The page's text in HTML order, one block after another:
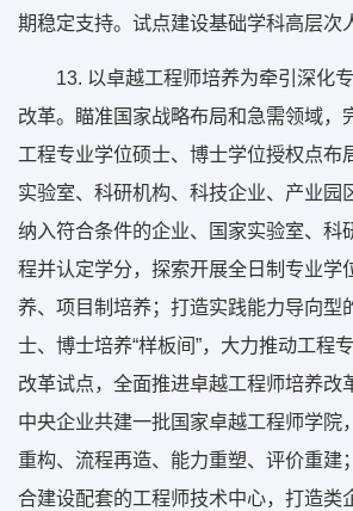
期稳定支持。试点建设基础学科高层次
13. 以卓越工程师培养为牵引深化
改革。瞄准国家战略布局和急需领域，
工程专业学位硕士、博士学位授权点布
实验室、科研机构、科技企业、产业园
纳入符合条件的企业、国家实验室、科
程并认定学分，探索开展全日制专业学
养、项目制培养；打造实践能力导向型
士、博士培养“样板间”，大力推动工程
改革试点，全面推进卓越工程师培养改
中央企业共建一批国家卓越工程师学院
重构、流程再造、能力重塑、评价重建
合建设配套的工程师技术中心，打造类